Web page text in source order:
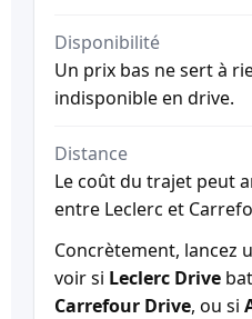
Disponibilité
Un prix bas ne sert à
indisponible en drive.
Distance
Le coût du trajet peut
entre Leclerc et
Concrètement, lancez
voir si Leclerc Drive bat
Carrefour Drive, ou si